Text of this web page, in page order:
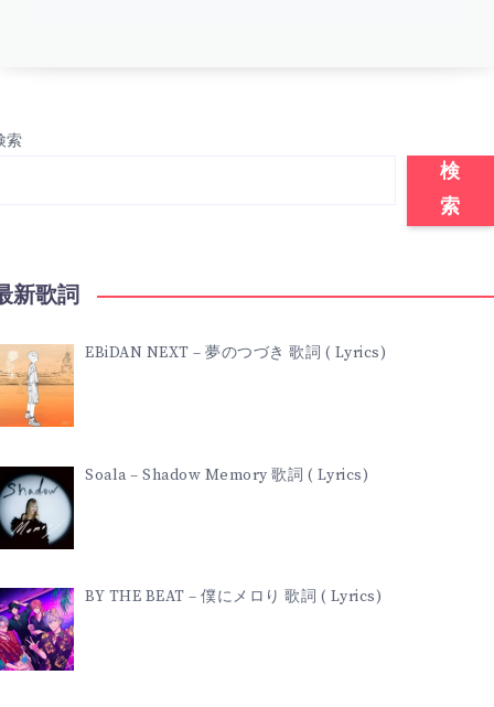
索
検
索
新歌詞
EBiDAN NEXT – 夢のつづき 歌詞 ( Lyrics)
Soala – Shadow Memory 歌詞 ( Lyrics)
BY THE BEAT – 僕にメロり 歌詞 ( Lyrics)